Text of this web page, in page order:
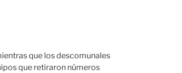
que los descomunales
que retiraron números